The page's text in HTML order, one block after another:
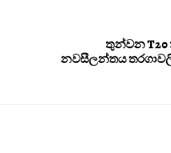
තුන්වන T20
නවසීලන්තය